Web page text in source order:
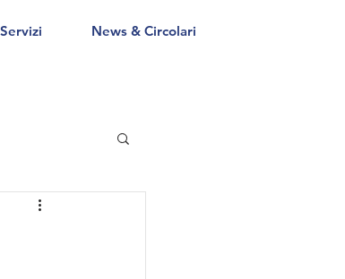
Servizi News & Circolari
PNRR